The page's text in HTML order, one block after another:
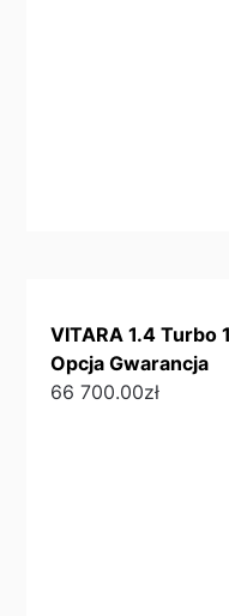
VITARA 1.4 Turbo
Opcja Gwarancja
66 700.00zł